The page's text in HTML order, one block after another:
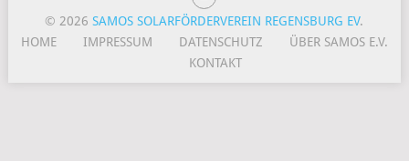
© 2026SAMOS SOLARFÖRDERVEREIN REGENSBURG EV.
HOME
IMPRESSUM DATENSCHUTZ
ÜBER SAMOS E.V.
KONTAKT